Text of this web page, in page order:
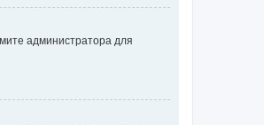
администратора для